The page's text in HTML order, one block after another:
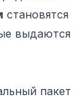
становятся
выдаются
пакет